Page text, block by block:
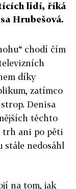
lidí, říká
Hrubešová.
chodí čím
díky
zatímco
Denisa
těchto
trh ani po pěti
stále nedosáhl
na tom, jak